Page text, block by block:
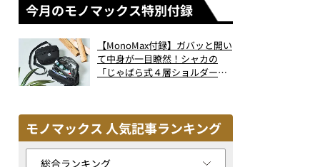
今月のモノマックス特別付録
【MonoMax付録】ガバッと開い
て中身が一目瞭然！シャカの
「じゃばら式４層ショルダーバ
モノマックス 人気記事ランキング